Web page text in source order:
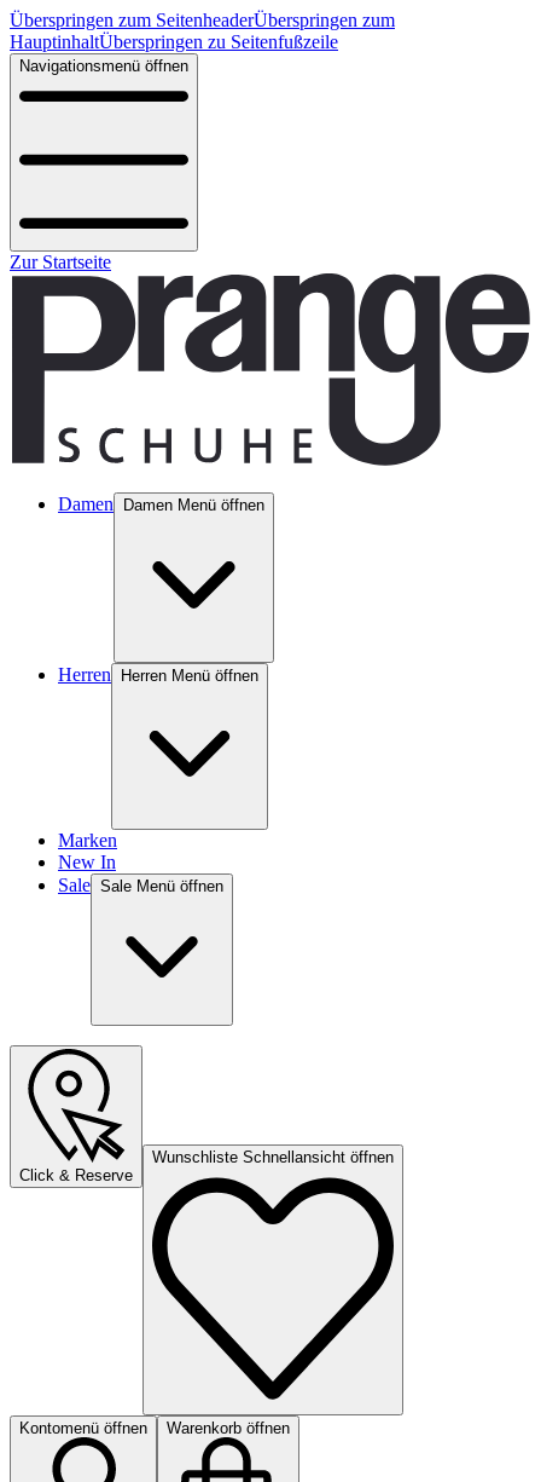
Überspringen zum SeitenheaderÜberspringen zum
HauptinhaltÜberspringen zu Seitenfußzeile
Navigationsmenü öffnen
Zur Startseite
Damen Damen Menü öffnen
Herren Herren Menü öffnen
Marken
New In
Sale Sale Menü öffnen
Click & Reserve
Wunschliste Schnellansicht öffnen
Kontomenü öffnen Warenkorb öffnen